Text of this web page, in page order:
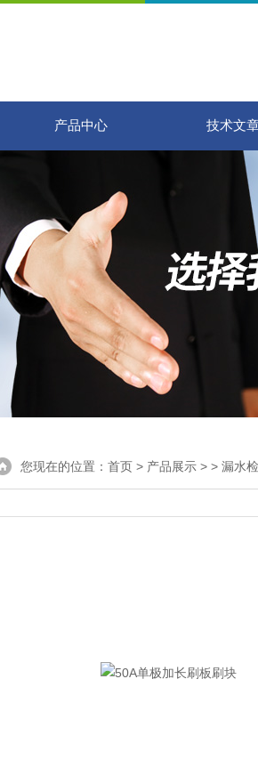
产品中心 技术文
您现在的位置： 首页 > 产品展示 > > 漏水